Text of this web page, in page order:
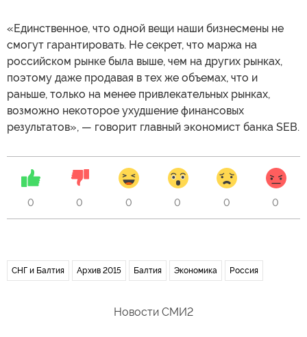
«Единственное, что одной вещи наши бизнесмены не
смогут гарантировать. Не секрет, что маржа на
российском рынке была выше, чем на других рынках,
поэтому даже продавая в тех же объемах, что и
раньше, только на менее привлекательных рынках,
возможно некоторое ухудшение финансовых
результатов», — говорит главный экономист банка SEB.
0 0 0 0 0 0
СНГ и Балтия Архив 2015 Балтия Экономика Россия
Новости СМИ2